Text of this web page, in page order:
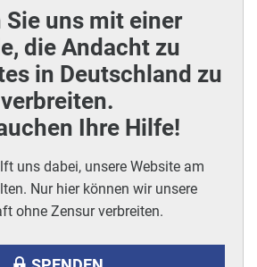
Sie uns mit einer
die Andacht zu
in Deutschland zu
verbreiten.
Ihre Hilfe!
uns dabei, unsere Website am
Nur hier können wir unsere
ohne Zensur verbreiten.